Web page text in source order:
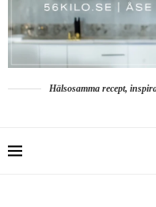
Hälsosamma recept,